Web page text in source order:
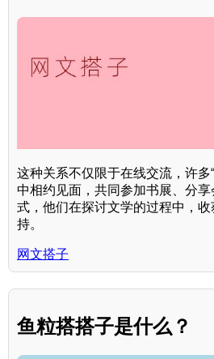
这种关系不仅限于在线交流，许多
中相约见面，共同参加书展、分
式，他们在探讨文学的过程中，
持。
网文搭子
鱼粒搭搭子是什么？